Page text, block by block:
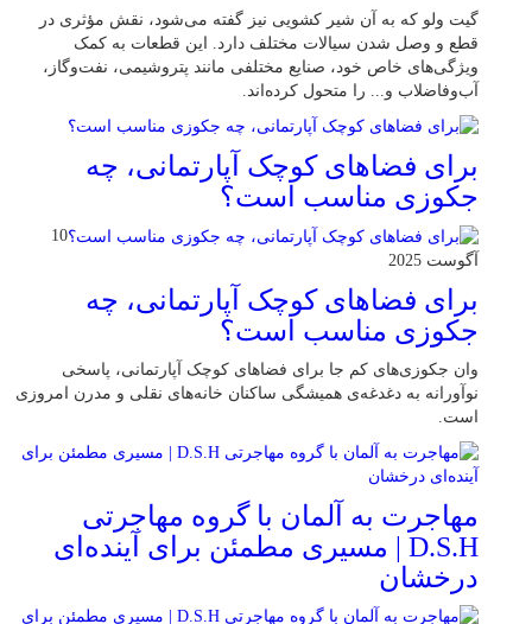
گیت ولو که به آن شیر کشویی نیز گفته می‌شود، نقش مؤثری در
قطع و وصل شدن سیالات مختلف دارد. این قطعات به کمک
ویژگی‌های خاص خود، صنایع مختلفی مانند پتروشیمی، نفت‌وگاز،
آب‌وفاضلاب و... را متحول کرده‌اند.
برای فضاهای کوچک آپارتمانی، چه
جکوزی مناسب است؟
10
آگوست 2025
برای فضاهای کوچک آپارتمانی، چه
جکوزی مناسب است؟
وان جکوزی‌های کم‌ جا برای فضاهای کوچک آپارتمانی، پاسخی
نوآورانه به دغدغه‌ی همیشگی ساکنان خانه‌های نقلی و مدرن امروزی
ا‌ست.
مهاجرت به آلمان با گروه مهاجرتی
D.S.H | مسیری مطمئن برای آینده‌ای
درخشان